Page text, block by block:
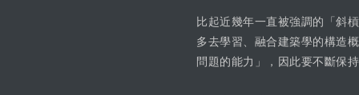
比起近幾年一直被強調的「斜
多去學習、融合建築學的構造
問題的能力」，因此要不斷保